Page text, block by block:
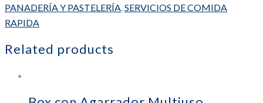
Marron
(43.5x28x5cm)
PANADERÍA Y PASTELERÍA SERVICIOS DE COMIDA
RAPIDA
Related products